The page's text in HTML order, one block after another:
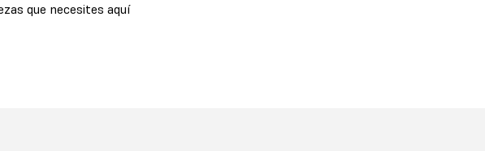
que necesites aquí